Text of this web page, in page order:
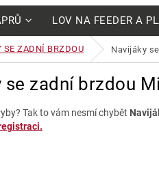
LOV NA FEEDER A
SE ZADNÍ BRZDOU navijáky
se zadní brzdou
Tak to vám nesmí chybět